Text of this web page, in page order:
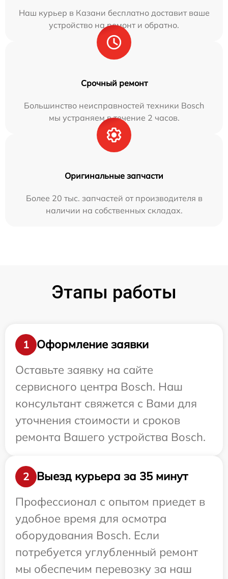
Наш курьер в Казани бесплатно доставит ваше
устройство на ремонт и обратно.
Срочный ремонт
Большинство неисправностей техники Bosch
мы устраняем в течение 2 часов.
Оригинальные запчасти
Более 20 тыс. запчастей от производителя в
наличии на собственных складах.
Этапы работы
1
Оформление заявки
Оставьте заявку на сайте
сервисного центра Bosch. Наш
консультант свяжется с Вами для
уточнения стоимости и сроков
ремонта Вашего устройства Bosch.
2
Выезд курьера за 35 минут
Профессионал с опытом приедет в
удобное время для осмотра
оборудования Bosch. Если
потребуется углубленный ремонт
мы обеспечим перевозку за наш